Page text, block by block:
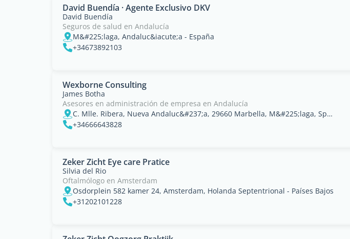
David Buendía · Agente Exclusivo DKV
David Buendía
Seguros de salud en Andalucía
M&#225;laga, Andaluc&iacute;a - España
+34673892103
Wexborne Consulting
James Botha
Asesores en administración de empresa en Andalucía
C. Mlle. Ribera, Nueva Andaluc&#237;a, 29660 Marbella, M&#225;laga, Spain, Andaluc&iacute;a - España
+34666643828
Zeker Zicht Eye care Pratice
Silvia del Rio
Oftalmólogo en Amsterdam
Osdorplein 582 kamer 24, Amsterdam, Holanda Septentrional - Países Bajos
+31202101228